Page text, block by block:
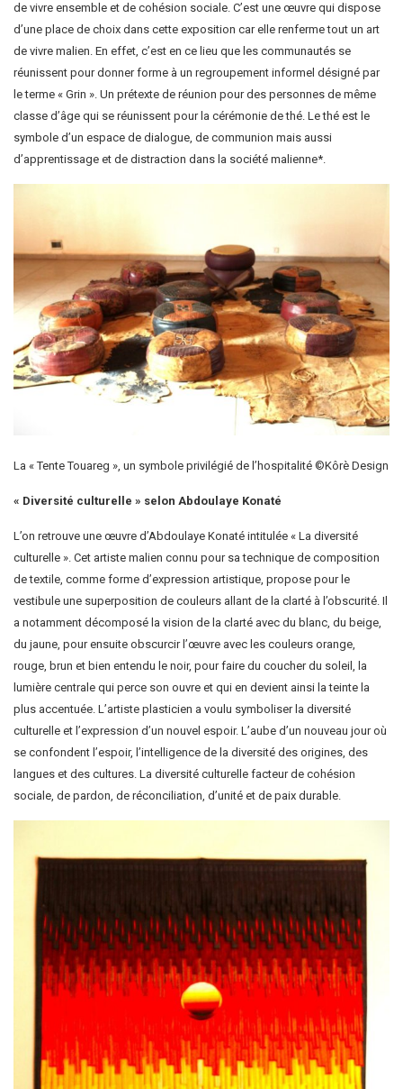
de vivre ensemble et de cohésion sociale. C’est une œuvre qui dispose
d’une place de choix dans cette exposition car elle renferme tout un art
de vivre malien. En effet, c’est en ce lieu que les communautés se
réunissent pour donner forme à un regroupement informel désigné par
le terme « Grin ». Un prétexte de réunion pour des personnes de même
classe d’âge qui se réunissent pour la cérémonie de thé. Le thé est le
symbole d’un espace de dialogue, de communion mais aussi
d’apprentissage et de distraction dans la société malienne*.
La « Tente Touareg », un symbole privilégié de l’hospitalité ©️Kôrè Design
« Diversité culturelle » selon Abdoulaye Konaté
L’on retrouve une œuvre d’Abdoulaye Konaté intitulée « La diversité
culturelle ». Cet artiste malien connu pour sa technique de composition
de textile, comme forme d’expression artistique, propose pour le
vestibule une superposition de couleurs allant de la clarté à l’obscurité. Il
a notamment décomposé la vision de la clarté avec du blanc, du beige,
du jaune, pour ensuite obscurcir l’œuvre avec les couleurs orange,
rouge, brun et bien entendu le noir, pour faire du coucher du soleil, la
lumière centrale qui perce son ouvre et qui en devient ainsi la teinte la
plus accentuée. L’artiste plasticien a voulu symboliser la diversité
culturelle et l’expression d’un nouvel espoir. L’aube d’un nouveau jour où
se confondent l’espoir, l’intelligence de la diversité des origines, des
langues et des cultures. La diversité culturelle facteur de cohésion
sociale, de pardon, de réconciliation, d’unité et de paix durable.